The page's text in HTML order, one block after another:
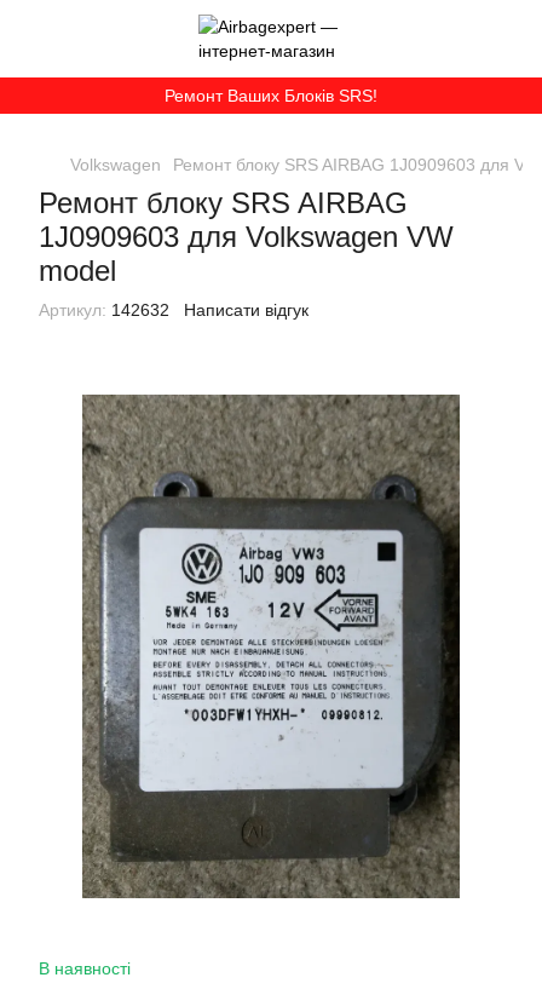
Ремонт Ваших Блоків SRS!
Volkswagen Ремонт блоку SRS AIRBAG 1J0909603 для
Ремонт блоку SRS AIRBAG
1J0909603 для Volkswagen VW
model
Артикул: 142632 Написати відгук
В наявності